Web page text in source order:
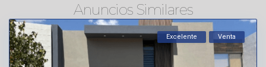
Anuncios Similares
Excelente Venta